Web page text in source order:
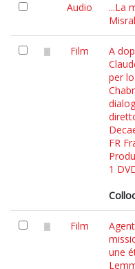
Audio
...La
Film
A
per
FR
1
Film
une